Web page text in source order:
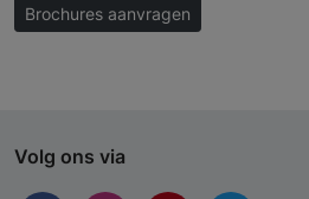
Brochures aanvragen
Volg ons via